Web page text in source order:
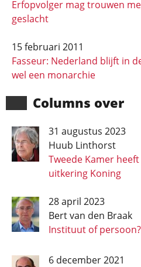
Erfopvolger mag trouwen
geslacht
15 februari 2011
Fasseur: Nederland blijft in
wel een monarchie
Columns over
31 augustus 2023
Huub Linthorst
Tweede Kamer
uitkering Koning
28 april 2023
Bert van den Braak
Instituut of persoon?
6 december 2021